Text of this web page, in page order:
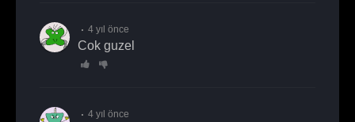
4 yıl önce
Cok guzel
4 yıl önce